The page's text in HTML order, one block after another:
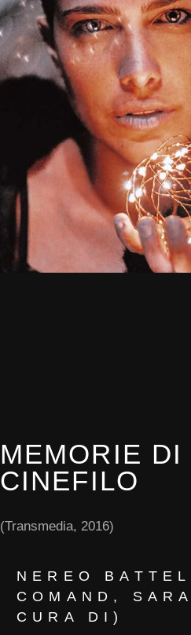
MEMORIE DI
CINEFILO
(Transmedia, 2016)
NEREO
COMAND,
CURA DI)